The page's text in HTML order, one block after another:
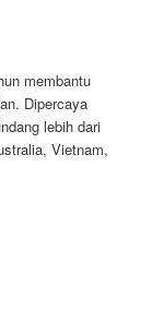
membantu
Dipercaya
lebih dari
Vietnam,